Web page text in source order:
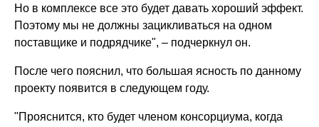
Но в комплексе все это будет давать хороший эффект.
Поэтому мы не должны зацикливаться на одном
поставщике и подрядчике", – подчеркнул он.
После чего пояснил, что большая ясность по данному
проекту появится в следующем году.
"Прояснится, кто будет членом консорциума, когда